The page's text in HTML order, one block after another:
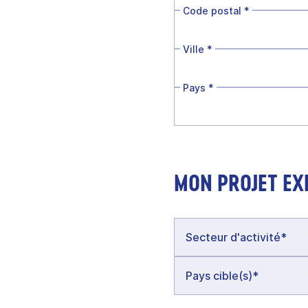
Code postal *
Ville *
Pays *
MON PROJET